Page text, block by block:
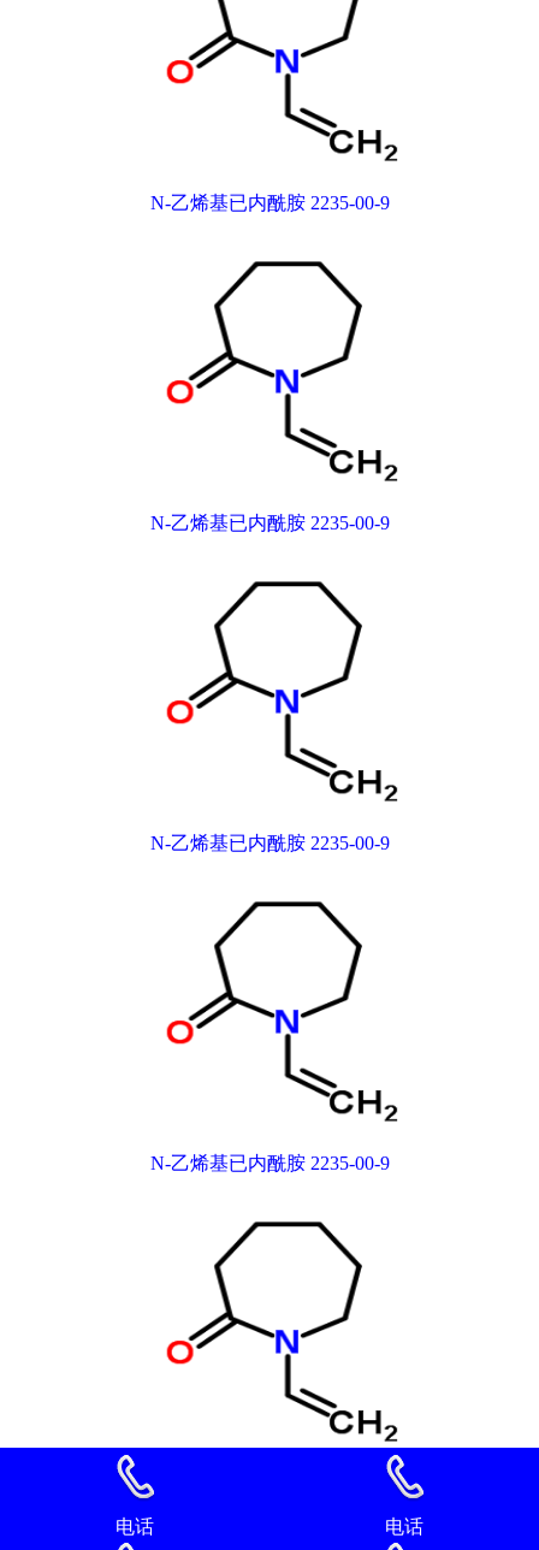
N-乙烯基已内酰胺 2235-00-9
N-乙烯基已内酰胺 2235-00-9
N-乙烯基已内酰胺 2235-00-9
N-乙烯基已内酰胺 2235-00-9
N-乙烯基已内酰胺 2235-00-9
电话 电话